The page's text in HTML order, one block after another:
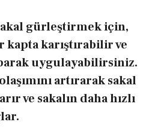
gürleştirmek için,
kapta karıştırabilir ve
uygulayabilirsiniz.
artırarak sakal
ve sakalın daha hızlı